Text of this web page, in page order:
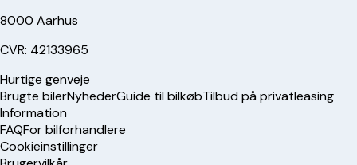
8000 Aarhus
CVR: 42133965
Hurtige genveje
Brugte bilerNyhederGuide til bilkøbTilbud på privatleasing
Information
FAQFor bilforhandlere
Cookieinstillinger